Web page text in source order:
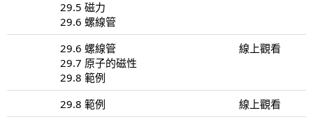
29.5 磁力
29.6 螺線管
29.6 螺線管
29.7 原子的磁性
29.8 範例
線上觀看
29.8 範例
線上觀看